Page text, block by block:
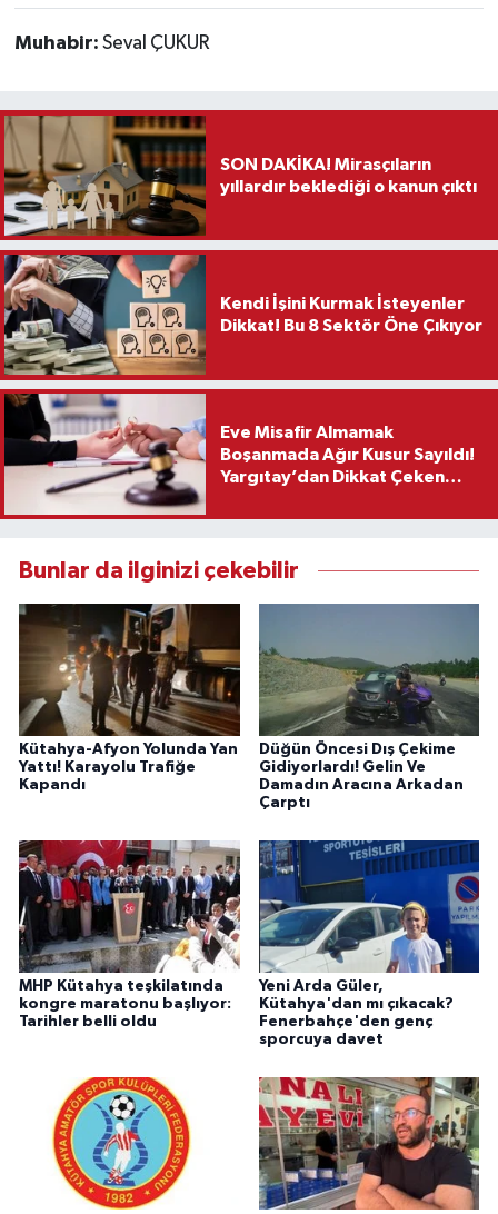
Muhabir: Seval ÇUKUR
SON DAKİKA! Mirasçıların
yıllardır beklediği o kanun çıktı
Kendi İşini Kurmak İsteyenler
Dikkat! Bu 8 Sektör Öne Çıkıyor
Eve Misafir Almamak
Boşanmada Ağır Kusur Sayıldı!
Yargıtay’dan Dikkat Çeken
Bunlar da ilginizi çekebilir
Kütahya-Afyon Yolunda Yan
Yattı! Karayolu Trafiğe
Kapandı
Düğün Öncesi Dış Çekime
Gidiyorlardı! Gelin Ve
Damadın Aracına Arkadan
Çarptı
MHP Kütahya teşkilatında
kongre maratonu başlıyor:
Tarihler belli oldu
Yeni Arda Güler,
Kütahya'dan mı çıkacak?
Fenerbahçe'den genç
sporcuya davet